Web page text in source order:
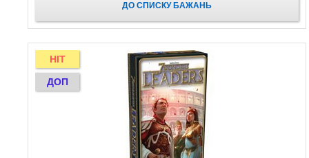
ДО СПИСКУ БАЖАНЬ
HIT
ДОП